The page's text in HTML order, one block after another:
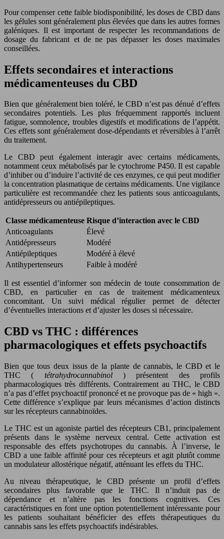
Pour compenser cette faible biodisponibilité, les doses de CBD dans
les gélules sont généralement plus élevées que dans les autres formes
galéniques. Il est important de respecter les recommandations de
dosage du fabricant et de ne pas dépasser les doses maximales
conseillées.
Effets secondaires et interactions
médicamenteuses du CBD
Bien que généralement bien toléré, le CBD n’est pas dénué d’effets
secondaires potentiels. Les plus fréquemment rapportés incluent
fatigue, somnolence, troubles digestifs et modifications de l’appétit.
Ces effets sont généralement dose-dépendants et réversibles à l’arrêt
du traitement.
Le CBD peut également interagir avec certains médicaments,
notamment ceux métabolisés par le cytochrome P450. Il est capable
d’inhiber ou d’induire l’activité de ces enzymes, ce qui peut modifier
la concentration plasmatique de certains médicaments. Une vigilance
particulière est recommandée chez les patients sous anticoagulants,
antidépresseurs ou antiépileptiques.
Classe médicamenteuse Risque d’interaction avec le CBD
Anticoagulants
Élevé
Antidépresseurs
Modéré
Antiépileptiques
Modéré à élevé
Antihypertenseurs
Faible à modéré
Il est essentiel d’informer son médecin de toute consommation de
CBD, en particulier en cas de traitement médicamenteux
concomitant. Un suivi médical régulier permet de détecter
d’éventuelles interactions et d’ajuster les doses si nécessaire.
CBD vs THC : différences
pharmacologiques et effets psychoactifs
Bien que tous deux issus de la plante de cannabis, le CBD et le
THC ( tétrahydrocannabinol) présentent des profils
pharmacologiques très différents. Contrairement au THC, le CBD
n’a pas d’effet psychoactif prononcé et ne provoque pas de « high ».
Cette différence s’explique par leurs mécanismes d’action distincts
sur les récepteurs cannabinoïdes.
Le THC est un agoniste partiel des récepteurs CB1, principalement
présents dans le système nerveux central. Cette activation est
responsable des effets psychotropes du cannabis. À l’inverse, le
CBD a une faible affinité pour ces récepteurs et agit plutôt comme
un modulateur allostérique négatif, atténuant les effets du THC.
Au niveau thérapeutique, le CBD présente un profil d’effets
secondaires plus favorable que le THC. Il n’induit pas de
dépendance et n’altère pas les fonctions cognitives. Ces
caractéristiques en font une option potentiellement intéressante pour
les patients souhaitant bénéficier des effets thérapeutiques du
cannabis sans les effets psychoactifs indésirables.